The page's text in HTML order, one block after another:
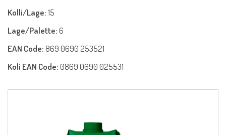
Kolli/Lage:15
Lage/Palette:6
EAN Code: 869 0690 253521
Koli EAN Code:0869 0690 025531